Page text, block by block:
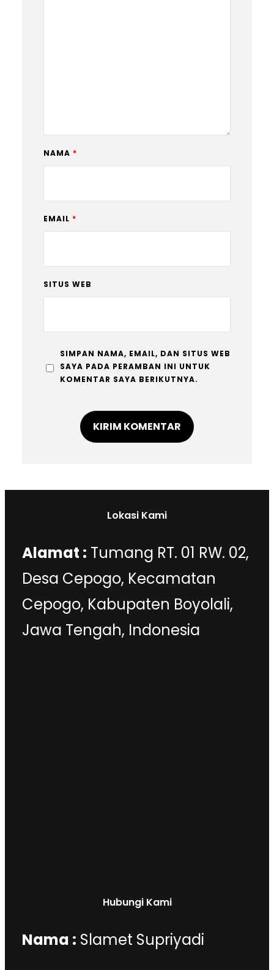
NAMA *
EMAIL *
SITUS WEB
SIMPAN NAMA, EMAIL, DAN SITUS WEB
SAYA PADA PERAMBAN INI UNTUK
KOMENTAR SAYA BERIKUTNYA.
Lokasi Kami
Alamat : Tumang RT. 01 RW. 02,
Desa Cepogo, Kecamatan
Cepogo, Kabupaten Boyolali,
Jawa Tengah, Indonesia
Hubungi Kami
Nama : Slamet Supriyadi